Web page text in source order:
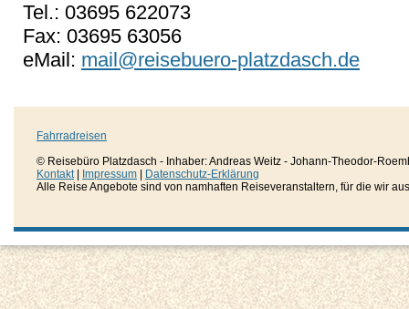
Tel.: 03695 622073
Fax: 03695 63056
eMail: mail@reisebuero-platzdasch.de
Fahrradreisen
© Reisebüro Platzdasch - Inhaber: Andreas Weitz - Johann-Theodor-
Kontakt| Impressum
Datenschutz-Erklärung
Alle Reise Angebote sind von namhaften Reiseveranstaltern, für die wir